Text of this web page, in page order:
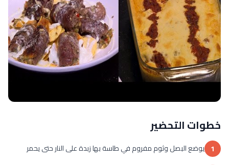
خطوات التحضير
1 يوضع البصل وثوم مفروم في طاسة بها زبدة على النار حتى يحمر